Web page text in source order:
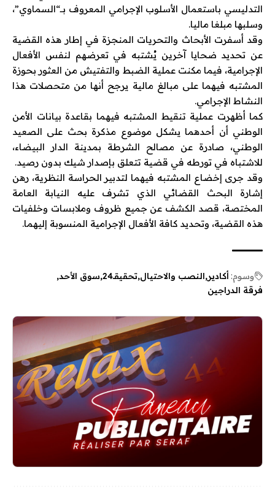
التدليسي باستعمال الأسلوب الإجرامي المعروف بــ“السماوي”،
وسلبها مبلغا ماليا.
وقد أسفرت الأبحاث والتحريات المنجزة في إطار هذه القضية
عن تحديد ضحايا آخرين يُشتبه في تعرضهم لنفس الأفعال
الإجرامية، فيما مكنت عملية الضبط والتفتيش من العثور بحوزة
المشتبه فيهما على مبالغ مالية يرجح أنها من متحصلات هذا
النشاط الإجرامي.
كما أظهرت عملية تنقيط المشتبه فيهما بقاعدة بيانات الأمن
الوطني أن أحدهما يشكل موضوع مذكرة بحث على الصعيد
الوطني، صادرة عن مصالح الشرطة بمدينة الدار البيضاء،
للاشتباه في تورطه في قضية تتعلق بإصدار شيك بدون رصيد.
وقد جرى إخضاع المشتبه فيهما لتدبير الحراسة النظرية، رهن
إشارة البحث القضائي الذي تشرف عليه النيابة العامة
المختصة، قصد الكشف عن جميع ظروف وملابسات وخلفيات
هذه القضية، وتحديد كافة الأفعال الإجرامية المنسوبة إليهما.
وسوم:أكادير النصب والاحتيال تحقيقـ24
سوق الأحد
فرقة الدراجين